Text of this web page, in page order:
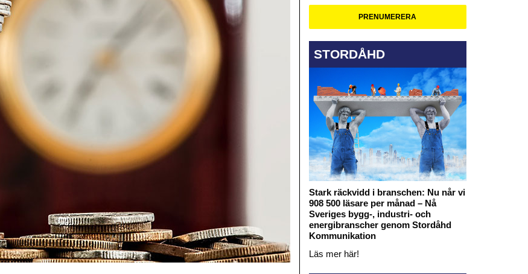
STORDÅHD
Stark räckvidd i branschen: Nu når vi
908 500 läsare per månad – Nå
Sveriges bygg-, industri- och
energibranscher genom Stordåhd
Kommunikation
Läs mer här!